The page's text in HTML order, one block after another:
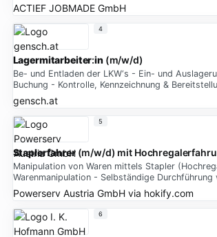
ACTIEF JOBMADE GmbH
Lagermitarbeiter:in(m/w/d)
Be- und Entladen der LKW‘s - Ein- und
Buchung - Kontrolle, Kennzeichnung &
gensch.at
4
Staplerfahrer(m/w/d) mit
Manipulation von Waren mittels Stapler
Warenmanipulation - Selbständige Durchführung
Powerserv Austria GmbHvia hokify.com
5
6